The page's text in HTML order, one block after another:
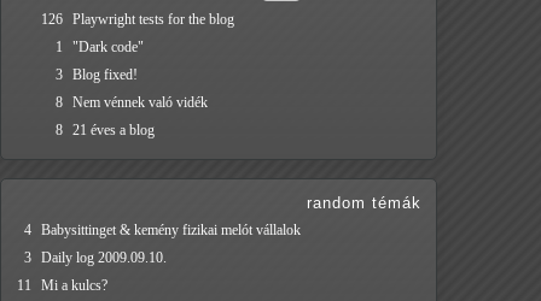
126 Playwright tests for the blog
1
"Dark code"
3 Blog fixed!
8 Nem vénnek való vidék
8 21 éves a blog
random témák
4 Babysittinget & kemény fizikai melót vállalok
3 Daily log 2009.09.10.
11
Mi a kulcs?